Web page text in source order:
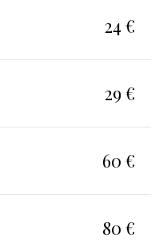
24 €
29 €
60 €
80 €